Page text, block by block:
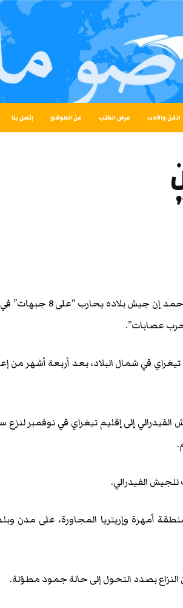
الفن والأدب عرض الكتب عن الموقع إتصل بنا
مقديشو (قراءات صومالية)- قال رئيس الوزراء الإثيوبي آبي أحمد إن جيش بلاده
عصابات”.
في شمال البلاد، بعد أربعة أشهر من
على جائزة نوبل للسلام العام 2019 الجيش الفيدرالي إلى إقليم تيغراي في نوفمبر
الفيدرالي.
أمهرة وإريتريا المجاورة، على مدن
بصدد التحول إلى حالة جمود مطوّلة.